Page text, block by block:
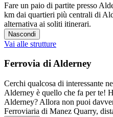
Fare un paio di partite presso
km dai quartieri più centrali di
alternativa ai soliti itinerari.
Nascondi
Vai alle strutture
Ferrovia di Alderney
Cerchi qualcosa di interessante
Alderney è quello che fa per te!
Alderney? Allora non puoi
Ferroviaria di Manez Quarry,